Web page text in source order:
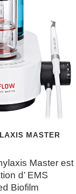
MASTER
Master est
d’ EMS
Biofilm